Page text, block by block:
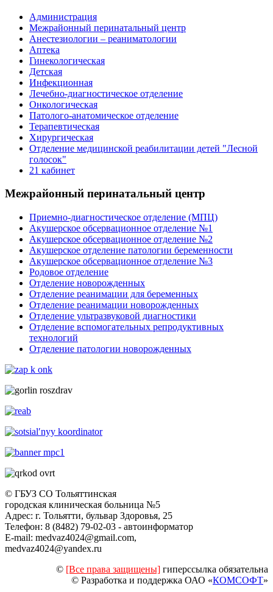
Администрация
Межрайонный перинатальный центр
Анестезиологии – реаниматологии
Аптека
Гинекологическая
Детская
Инфекционная
Лечебно-диагностическое отделение
Онкологическая
Патолого-анатомическое отделение
Терапевтическая
Хирургическая
Отделение медицинской реабилитации детей "Лесной
голосок"
21 кабинет
Межрайонный перинатальный центр
Приемно-диагностическое отделение (МПЦ)
Акушерское обсервационное отделение №1
Акушерское обсервационное отделение №2
Акушерское отделение патологии беременности
Акушерское обсервационное отделение №3
Родовое отделение
Отделение новорожденных
Отделение реанимации для беременных
Отделение реанимации новорожденных
Отделение ультразвуковой диагностики
Отделение вспомогательных репродуктивных
технологий
Отделение патологии новорожденных
© ГБУЗ СО Тольяттинская
городская клиническая больница №5
Адрес: г. Тольятти, бульвар Здоровья, 25
Телефон: 8 (8482) 79-02-03 - автоинформатор
E-mail: medvaz4024@gmail.com,
medvaz4024@yandex.ru
© [Все права защищены] гиперссылка обязательна
© Разработка и поддержка ОАО «КОМСОФТ»